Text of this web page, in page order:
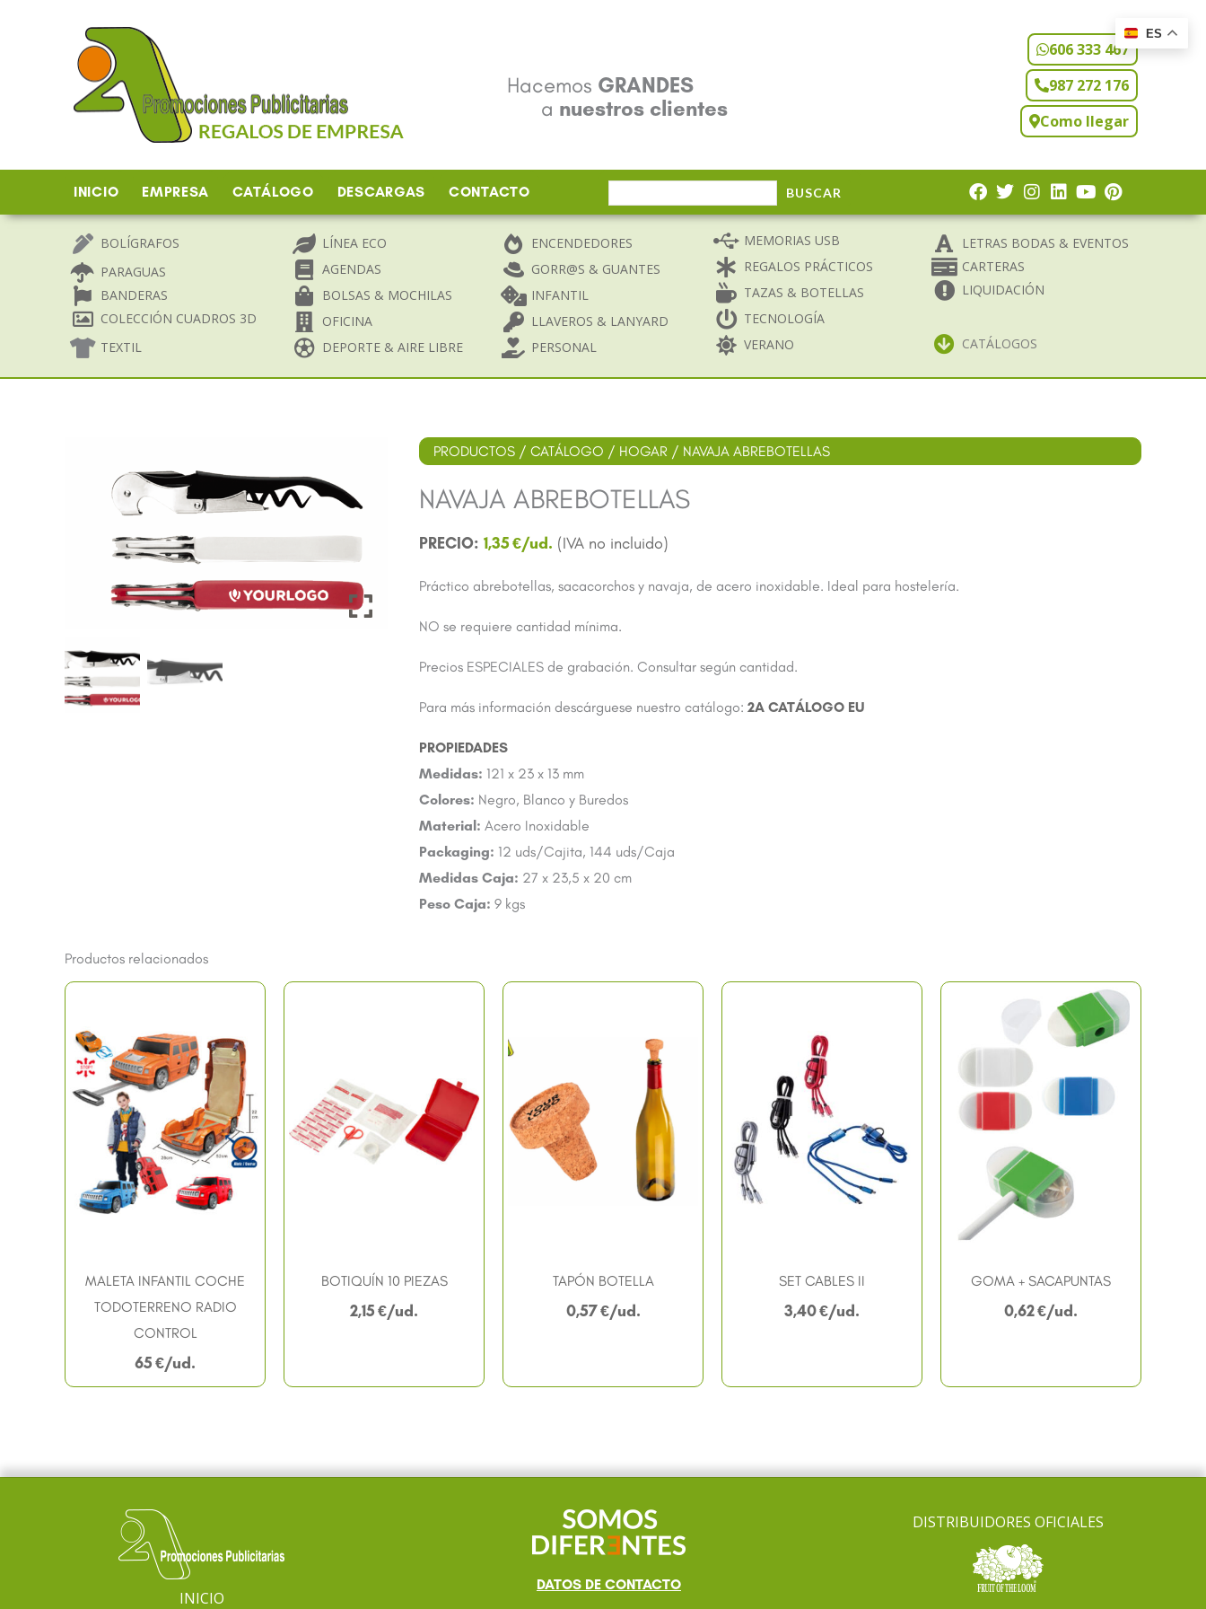
Hacemos GRANDES
a nuestros clientes
606 333 467
987 272 176
Como llegar
INICIO EMPRESA CATÁLOGO DESCARGAS CONTACTO
por:
BUSCAR
BOLÍGRAFOS
PARAGUAS
BANDERAS
COLECCIÓN CUADROS 3D
TEXTIL
LÍNEA ECO
AGENDAS
BOLSAS & MOCHILAS
OFICINA
DEPORTE & AIRE LIBRE
ENCENDEDORES
GORR@S & GUANTES
INFANTIL
LLAVEROS & LANYARD
PERSONAL
MEMORIAS USB
REGALOS PRÁCTICOS
TAZAS & BOTELLAS
TECNOLOGÍA
VERANO
LETRAS BODAS & EVENTOS
CARTERAS
LIQUIDACIÓN
CATÁLOGOS
PRODUCTOS / CATÁLOGO / HOGAR / NAVAJA ABREBOTELLAS
NAVAJA ABREBOTELLAS
1,35€
Práctico abrebotellas, sacacorchos y navaja, de acero inoxidable. Ideal para hostelería.
NO se requiere cantidad mínima.
Precios ESPECIALES de grabación. Consultar según cantidad.
Para más información descárguese nuestro catálogo: 2A CATÁLOGO EU
Medidas: 121 x 23 x 13 mm
Colores: Negro, Blanco y Buredos
Material: Acero Inoxidable
Packaging: 12 uds/Cajita, 144 uds/Caja
Medidas Caja: 27 x 23,5 x 20 cm
Peso Caja: 9 kgs
Productos relacionados
MALETA INFANTIL COCHE
TODOTERRENO RADIO
CONTROL
65€
BOTIQUÍN 10 PIEZAS
2,15€
TAPÓN BOTELLA
0,57€
SET CABLES II
3,40€
GOMA + SACAPUNTAS
0,62€
INICIO
DATOS DE CONTACTO
DISTRIBUIDORES OFICIALES
ES